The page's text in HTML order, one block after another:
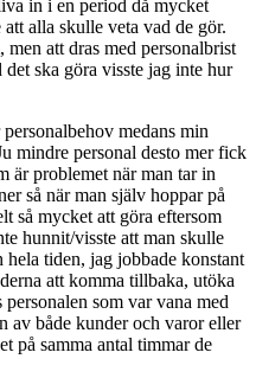
in i en period då mycket
alla skulle veta vad de gör.
att dras med personalbrist
ska göra visste jag inte hur
medans min
mindre personal desto mer fick
är problemet när man tar in
så när man själv hoppar på
så mycket att göra eftersom
hunnit/visste att man skulle
tiden, jag jobbade konstant
att komma tillbaka, utöka
som var vana med
av både kunder och varor eller
på samma antal timmar de